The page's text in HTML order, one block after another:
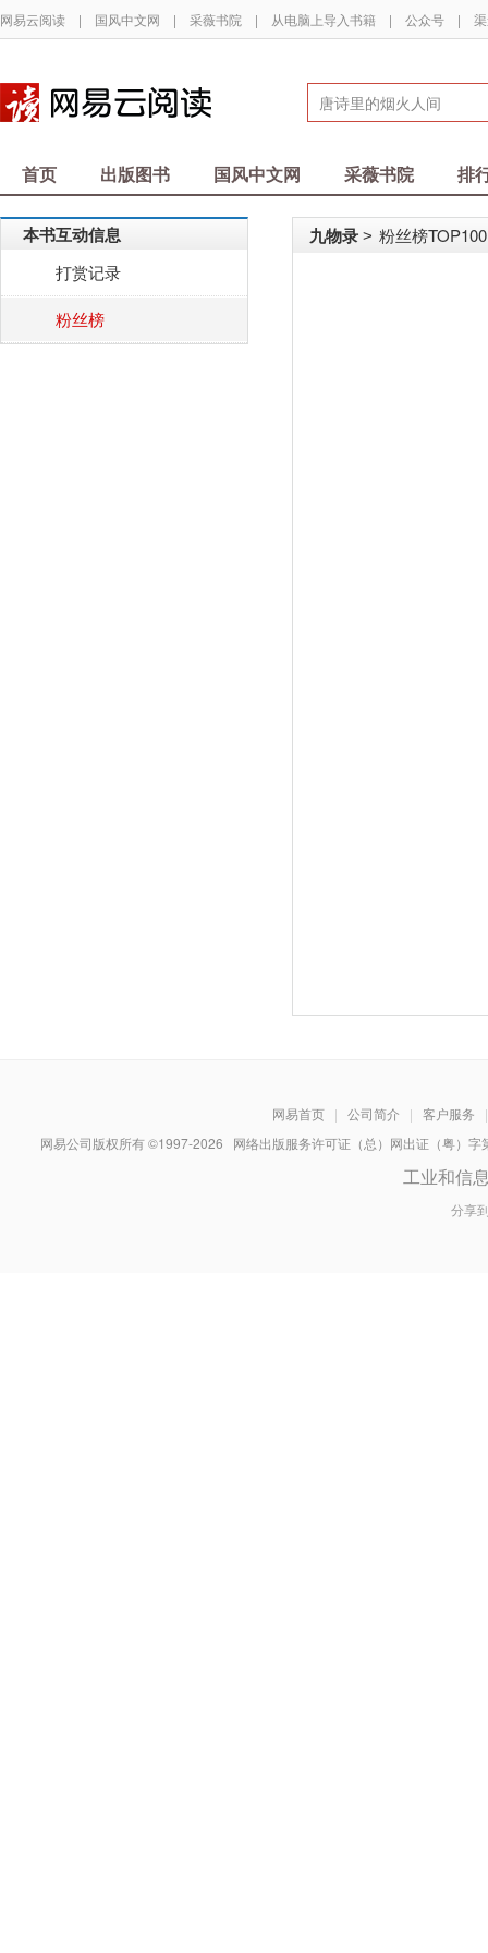
网易云阅读 | 国风中文网 | 采薇书院 | 从电脑上导入书籍 | 公众号 |
首页 出版图书 国风中文网 采薇书院 排
本书互动信息
打赏记录
粉丝榜
九物录 > 粉丝榜TOP100
网易首页 | 公司简介 | 客户服务
|
网易公司版权所有 ©1997-2026 网络出版服务许可证（总）网出证（粤）
工业和信
分享